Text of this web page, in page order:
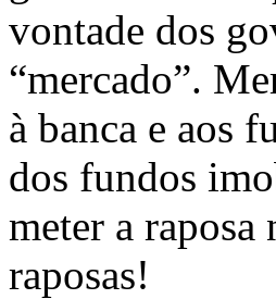
vontade dos
“mercado”.
à banca e aos
dos fundos
meter a
raposas!